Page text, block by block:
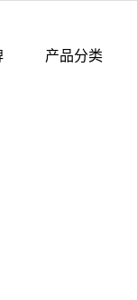
产品分类